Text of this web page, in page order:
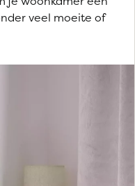
veel moeite of